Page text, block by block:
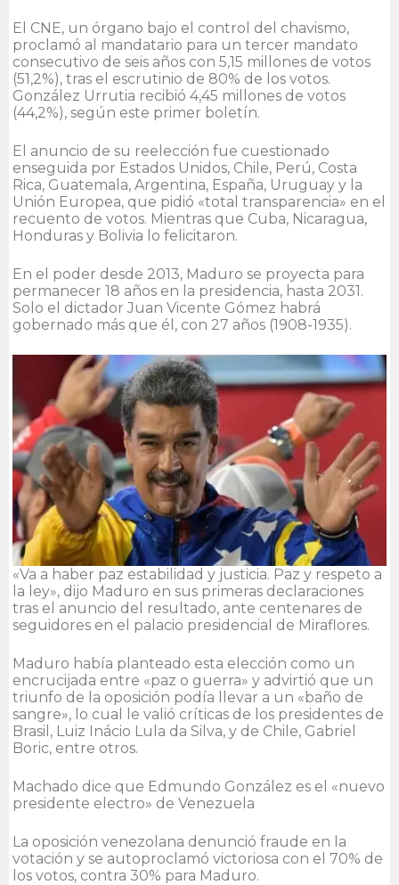
El CNE, un órgano bajo el control del chavismo,
proclamó al mandatario para un tercer mandato
consecutivo de seis años con 5,15 millones de votos
(51,2%), tras el escrutinio de 80% de los votos.
González Urrutia recibió 4,45 millones de votos
(44,2%), según este primer boletín.
El anuncio de su reelección fue cuestionado
enseguida por Estados Unidos, Chile, Perú, Costa
Rica, Guatemala, Argentina, España, Uruguay y la
Unión Europea, que pidió «total transparencia» en el
recuento de votos. Mientras que Cuba, Nicaragua,
Honduras y Bolivia lo felicitaron.
En el poder desde 2013, Maduro se proyecta para
permanecer 18 años en la presidencia, hasta 2031.
Solo el dictador Juan Vicente Gómez habrá
gobernado más que él, con 27 años (1908-1935).
«Va a haber paz estabilidad y justicia. Paz y respeto a
la ley», dijo Maduro en sus primeras declaraciones
tras el anuncio del resultado, ante centenares de
seguidores en el palacio presidencial de Miraflores.
Maduro había planteado esta elección como un
encrucijada entre «paz o guerra» y advirtió que un
triunfo de la oposición podía llevar a un «baño de
sangre», lo cual le valió críticas de los presidentes de
Brasil, Luiz Inácio Lula da Silva, y de Chile, Gabriel
Boric, entre otros.
Machado dice que Edmundo González es el «nuevo
presidente electro» de Venezuela
La oposición venezolana denunció fraude en la
votación y se autoproclamó victoriosa con el 70% de
los votos, contra 30% para Maduro.